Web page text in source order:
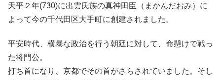
天平２年(730)に出雲氏族の真神田臣（まかんだおみ）に
よって今の千代田区大手町に創建されました。
平安時代、横暴な政治を行う朝廷に対して、命懸けで戦っ
た将門公。
打ち首になり、京都でその首がさらされていました。そし